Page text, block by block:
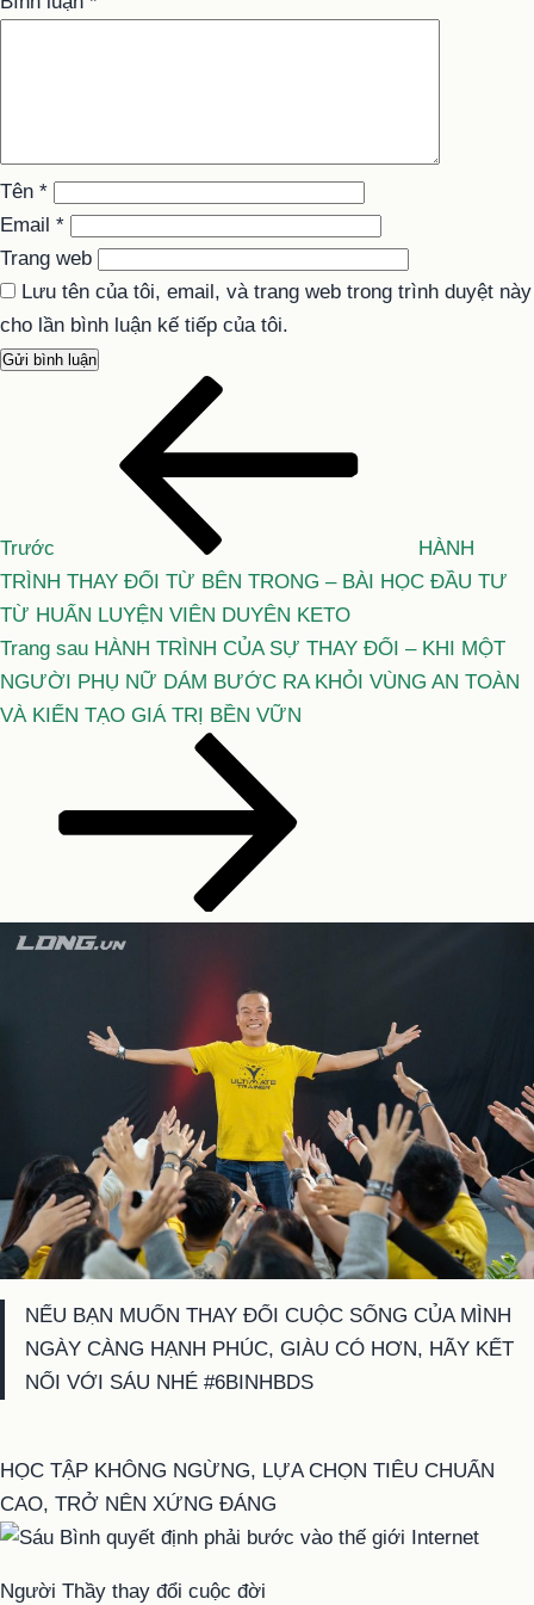
Tên *
Email *
Trang web
Lưu tên của tôi, email, và trang web trong trình duyệt này
cho lần bình luận kế tiếp của tôi.
viết
Trước
HÀNH
TRÌNH THAY ĐỔI TỪ BÊN TRONG – BÀI HỌC ĐẦU TƯ
TỪ HUẤN LUYỆN VIÊN DUYÊN KETO
Bài
tiếp
theo
Trang sau HÀNH TRÌNH CỦA SỰ THAY ĐỔI – KHI MỘT
NGƯỜI PHỤ NỮ DÁM BƯỚC RA KHỎI VÙNG AN TOÀN
VÀ KIẾN TẠO GIÁ TRỊ BỀN VỮN
NẾU BẠN MUỐN THAY ĐỔI CUỘC SỐNG CỦA MÌNH
NGÀY CÀNG HẠNH PHÚC, GIÀU CÓ HƠN, HÃY KẾT
NỐI VỚI SÁU NHÉ #6BINHBDS
HỌC TẬP KHÔNG NGỪNG, LỰA CHỌN TIÊU CHUẨN
CAO, TRỞ NÊN XỨNG ĐÁNG
Người Thầy thay đổi cuộc đời